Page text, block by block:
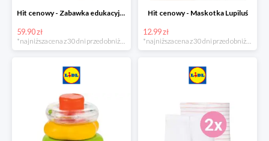
Hit cenowy - Zabawka edukacyjna
59.90 zł
*najniższa cena z 30 dni przed obniżką
Hit cenowy - Maskotka Lupiluś
12.99 zł
*najniższa cena z 30 dni przed obniżką